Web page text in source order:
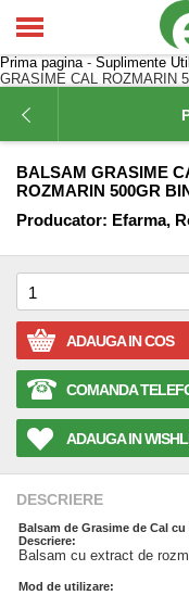
Prima pagina- Suplimente
GRASIME CAL ROZMARIN
BALSAM GRASIME
ROZMARIN 500GR
Producator: Efarma,
ADAUGA IN COS
COMANDA
ADAUGA IN
DESCRIERE
Balsam de Grasime de Cal
Descriere:
Balsam cu extract de
Mod de utilizare: